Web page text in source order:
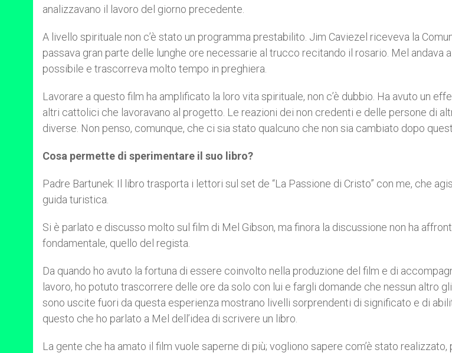
analizzavano il lavoro del giorno precedente.
A livello spirituale non c’è stato un programma prestabilito. Jim Caviezel riceveva la
passava gran parte delle lunghe ore necessarie al trucco recitando il rosario. Mel andava
possibile e trascorreva molto tempo in preghiera.
Lavorare a questo film ha amplificato la loro vita spirituale, non c’è dubbio. Ha avuto un
altri cattolici che lavoravano al progetto. Le reazioni dei non credenti e delle persone di
diverse. Non penso, comunque, che ci sia stato qualcuno che non sia cambiato dopo
Cosa permette di sperimentare il suo libro?
Padre Bartunek: Il libro trasporta i lettori sul set de “La Passione di Cristo” con me, che
guida turistica.
Si è parlato e discusso molto sul film di Mel Gibson, ma finora la discussione non ha
fondamentale, quello del regista.
Da quando ho avuto la fortuna di essere coinvolto nella produzione del film e di
lavoro, ho potuto trascorrere delle ore da solo con lui e fargli domande che nessun altro
sono uscite fuori da questa esperienza mostrano livelli sorprendenti di significato e di
questo che ho parlato a Mel dell’idea di scrivere un libro.
La gente che ha amato il film vuole saperne di più; vogliono sapere com’è stato realizzato,